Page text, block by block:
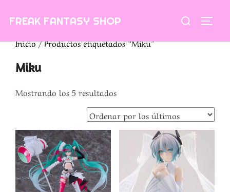
FREAK FANTASY SHOP Buscar:
Inicio/ Productos etiquetados “Miku”
Miku
Mostrando los 5 resultadosOrdenado
por
los